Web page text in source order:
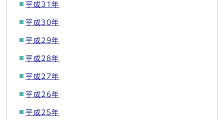
平成31年
平成30年
平成29年
平成28年
平成27年
平成26年
平成25年